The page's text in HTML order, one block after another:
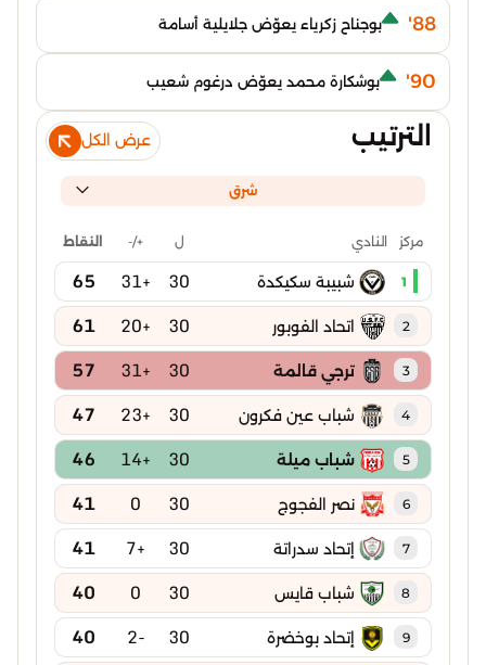
88' بوجناح زكرياء يعوّض جلايلية أسامة
90' بوشكارة محمد يعوّض درغوم شعيب
الترتيب عرض الكل
شرق
مركز النادي ل +/- النقاط
1 شبيبة سكيكدة 30
+31
65
2 اتحاد الفوبور 30
+20
61
3 ترجي قالمة 30
+31
57
4 شباب عين فكرون 30
+23
47
5 شباب ميلة 30
+14
46
6 نصر الفجوج 30
0
41
7 إتحاد سدراتة 30
+7
41
8 شباب قايس 30
0
40
9 إتحاد بوخضرة 30
-2
40